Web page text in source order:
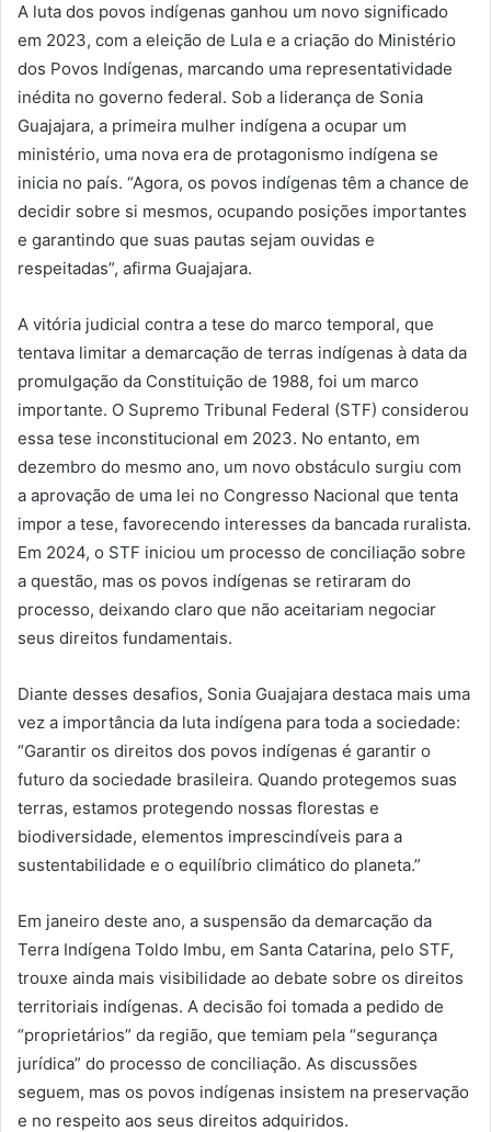
A luta dos povos indígenas ganhou um novo significado
em 2023, com a eleição de Lula e a criação do Ministério
dos Povos Indígenas, marcando uma representatividade
inédita no governo federal. Sob a liderança de Sonia
Guajajara, a primeira mulher indígena a ocupar um
ministério, uma nova era de protagonismo indígena se
inicia no país. “Agora, os povos indígenas têm a chance de
decidir sobre si mesmos, ocupando posições importantes
e garantindo que suas pautas sejam ouvidas e
respeitadas”, afirma Guajajara.
A vitória judicial contra a tese do marco temporal, que
tentava limitar a demarcação de terras indígenas à data da
promulgação da Constituição de 1988, foi um marco
importante. O Supremo Tribunal Federal (STF) considerou
essa tese inconstitucional em 2023. No entanto, em
dezembro do mesmo ano, um novo obstáculo surgiu com
a aprovação de uma lei no Congresso Nacional que tenta
impor a tese, favorecendo interesses da bancada ruralista.
Em 2024, o STF iniciou um processo de conciliação sobre
a questão, mas os povos indígenas se retiraram do
processo, deixando claro que não aceitariam negociar
seus direitos fundamentais.
Diante desses desafios, Sonia Guajajara destaca mais uma
vez a importância da luta indígena para toda a sociedade:
“Garantir os direitos dos povos indígenas é garantir o
futuro da sociedade brasileira. Quando protegemos suas
terras, estamos protegendo nossas florestas e
biodiversidade, elementos imprescindíveis para a
sustentabilidade e o equilíbrio climático do planeta.”
Em janeiro deste ano, a suspensão da demarcação da
Terra Indígena Toldo Imbu, em Santa Catarina, pelo STF,
trouxe ainda mais visibilidade ao debate sobre os direitos
territoriais indígenas. A decisão foi tomada a pedido de
“proprietários” da região, que temiam pela “segurança
jurídica” do processo de conciliação. As discussões
seguem, mas os povos indígenas insistem na preservação
e no respeito aos seus direitos adquiridos.